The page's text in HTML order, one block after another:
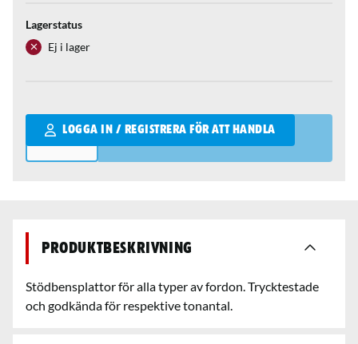
Lagerstatus
Ej i lager
LOGGA IN / REGISTRERA FÖR ATT HANDLA
Qantity
Produktbeskrivning
Stödbensplattor för alla typer av fordon. Trycktestade
och godkända för respektive tonantal.